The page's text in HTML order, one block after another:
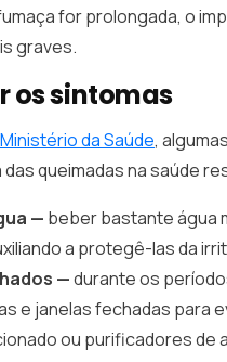
for prolongada, o
graves.
os sintomas
Ministério da Saúde,
queimadas na saúde
— beber bastante água
a protegê-las da
—durante os
e janelas fechadas para
ou purificadores de